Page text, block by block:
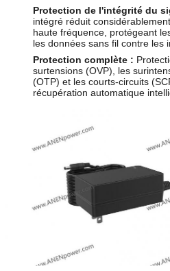
Protection de l'intégrité du
intégré réduit
haute fréquence, protégeant
les données sans fil contre les
Protection complète :
surtensions (OVP), les
(OTP) et les courts-circuits
récupération automatique